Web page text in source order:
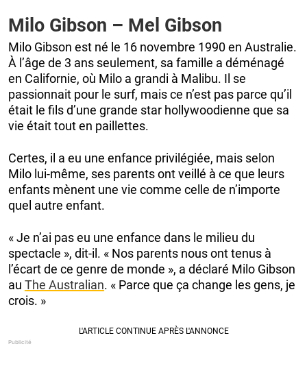
Milo Gibson – Mel Gibson
Milo Gibson est né le 16 novembre 1990 en Australie.
À l’âge de 3 ans seulement, sa famille a déménagé
en Californie, où Milo a grandi à Malibu. Il se
passionnait pour le surf, mais ce n’est pas parce qu’il
était le fils d’une grande star hollywoodienne que sa
vie était tout en paillettes.
Certes, il a eu une enfance privilégiée, mais selon
Milo lui-même, ses parents ont veillé à ce que leurs
enfants mènent une vie comme celle de n’importe
quel autre enfant.
« Je n’ai pas eu une enfance dans le milieu du
spectacle », dit-il. « Nos parents nous ont tenus à
l’écart de ce genre de monde », a déclaré Milo Gibson
au The Australian. « Parce que ça change les gens, je
crois. »